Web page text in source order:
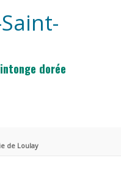
dorée
de Loulay